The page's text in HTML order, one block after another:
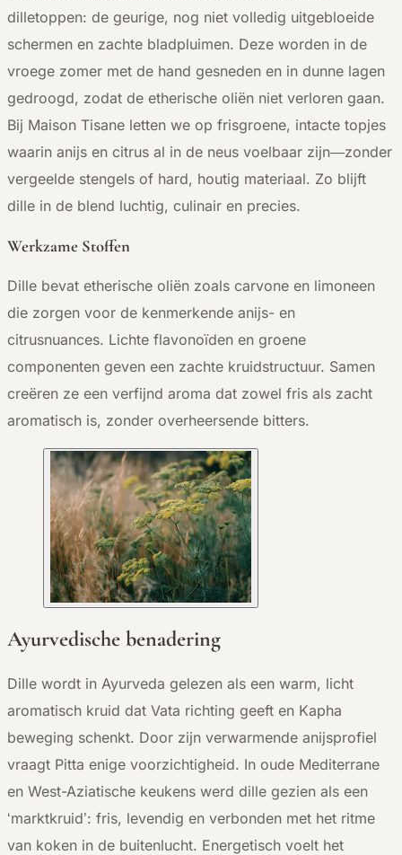
dilletoppen: de geurige, nog niet volledig uitgebloeide
schermen en zachte bladpluimen. Deze worden in de
vroege zomer met de hand gesneden en in dunne lagen
gedroogd, zodat de etherische oliën niet verloren gaan.
Bij Maison Tisane letten we op frisgroene, intacte topjes
waarin anijs en citrus al in de neus voelbaar zijn—zonder
vergeelde stengels of hard, houtig materiaal. Zo blijft
dille in de blend luchtig, culinair en precies.
Werkzame Stoffen
Dille bevat etherische oliën zoals carvone en limoneen
die zorgen voor de kenmerkende anijs- en
citrusnuances. Lichte flavonoïden en groene
componenten geven een zachte kruidstructuur. Samen
creëren ze een verfijnd aroma dat zowel fris als zacht
aromatisch is, zonder overheersende bitters.
Ayurvedische benadering
Dille wordt in Ayurveda gelezen als een warm, licht
aromatisch kruid dat Vata richting geeft en Kapha
beweging schenkt. Door zijn verwarmende anijsprofiel
vraagt Pitta enige voorzichtigheid. In oude Mediterrane
en West-Aziatische keukens werd dille gezien als een
‘marktkruid’: fris, levendig en verbonden met het ritme
van koken in de buitenlucht. Energetisch voelt het